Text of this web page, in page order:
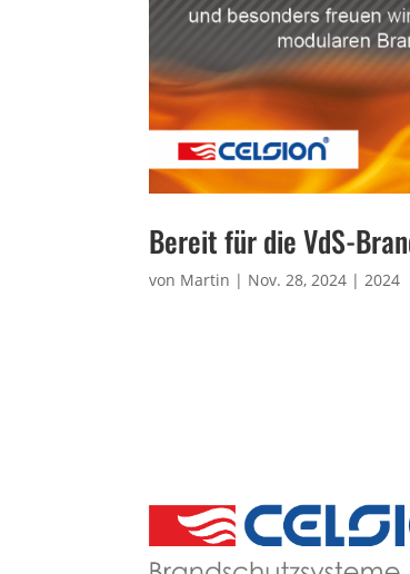
Bereit für die VdS-
von Martin | Nov. 28, 2024 |2024